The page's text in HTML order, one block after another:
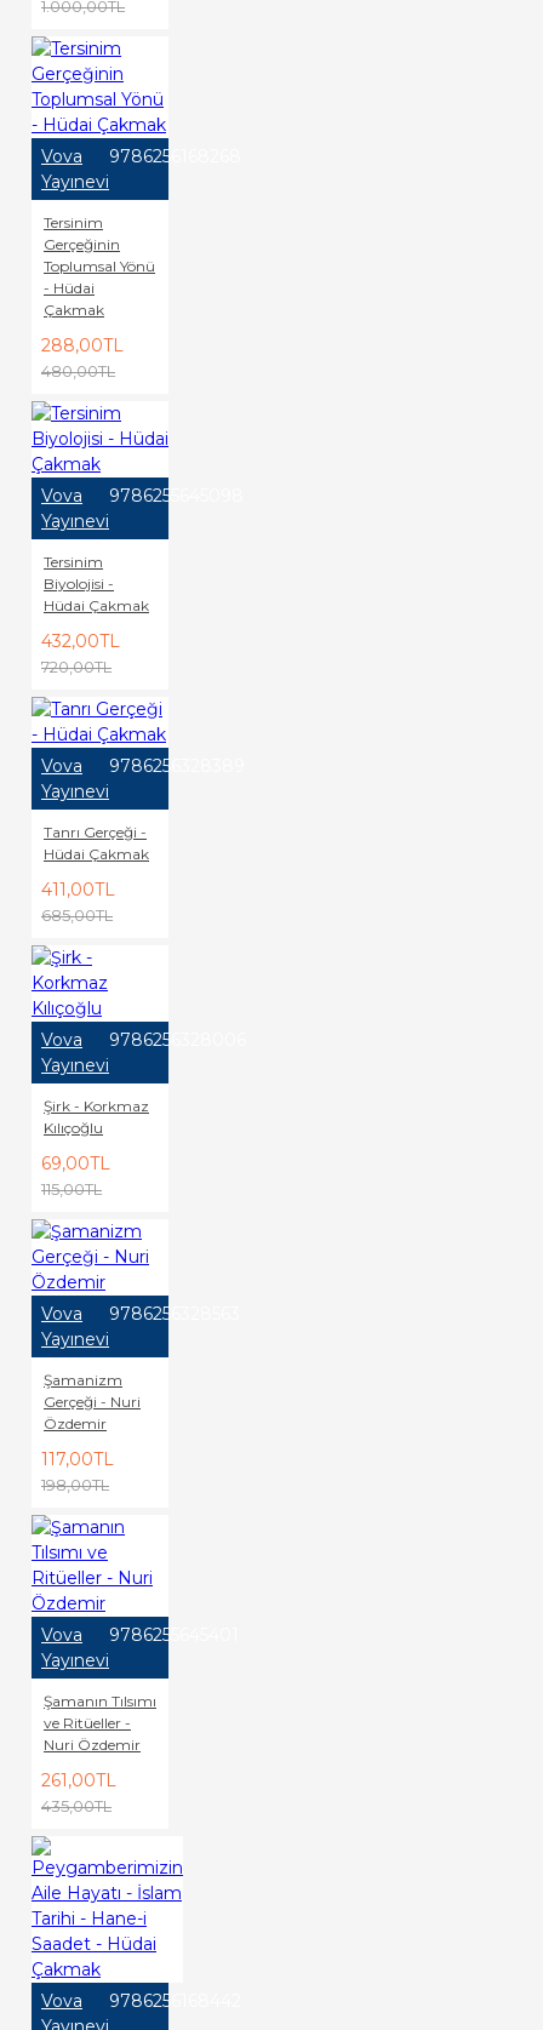
1.000,00TL
Vova
Yayınevi
9786256168268
Tersinim
Gerçeğinin
Toplumsal Yönü
- Hüdai
Çakmak
288,00TL
480,00TL
Vova
Yayınevi
9786255645098
Tersinim
Biyolojisi -
Hüdai Çakmak
432,00TL
720,00TL
Vova
Yayınevi
9786256328389
Tanrı Gerçeği -
Hüdai Çakmak
411,00TL
685,00TL
Vova
Yayınevi
9786256328006
Şirk - Korkmaz
Kılıçoğlu
69,00TL
115,00TL
Vova
Yayınevi
9786256328563
Şamanizm
Gerçeği - Nuri
Özdemir
117,00TL
198,00TL
Vova
Yayınevi
9786255645401
Şamanın Tılsımı
ve Ritüeller -
Nuri Özdemir
261,00TL
435,00TL
Vova
9786256168442